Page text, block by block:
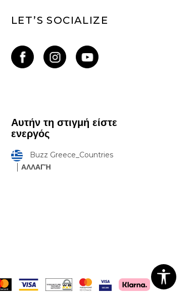
LET’S SOCIALIZE
Αυτήν τη στιγμή είστε
ενεργός
Buzz Greece_Countries
ΑΛΛΑΓΉ